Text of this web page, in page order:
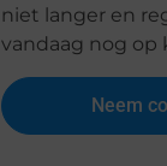
niet langer en
vandaag nog op
Neem